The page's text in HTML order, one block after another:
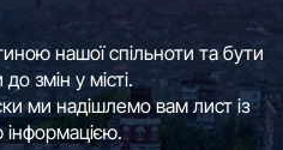
нашої спільноти та бути
змін у місті.
ми надішлемо вам лист із